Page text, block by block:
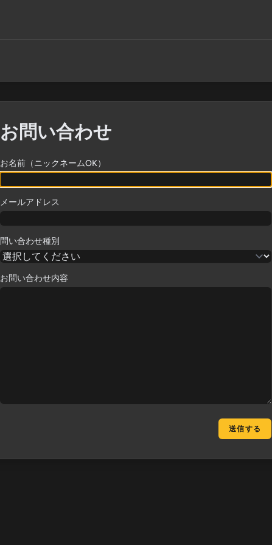
お問い合わせ
お名前（ニックネームOK）
メールアドレス
問い合わせ種別
お問い合わせ内容
送信する